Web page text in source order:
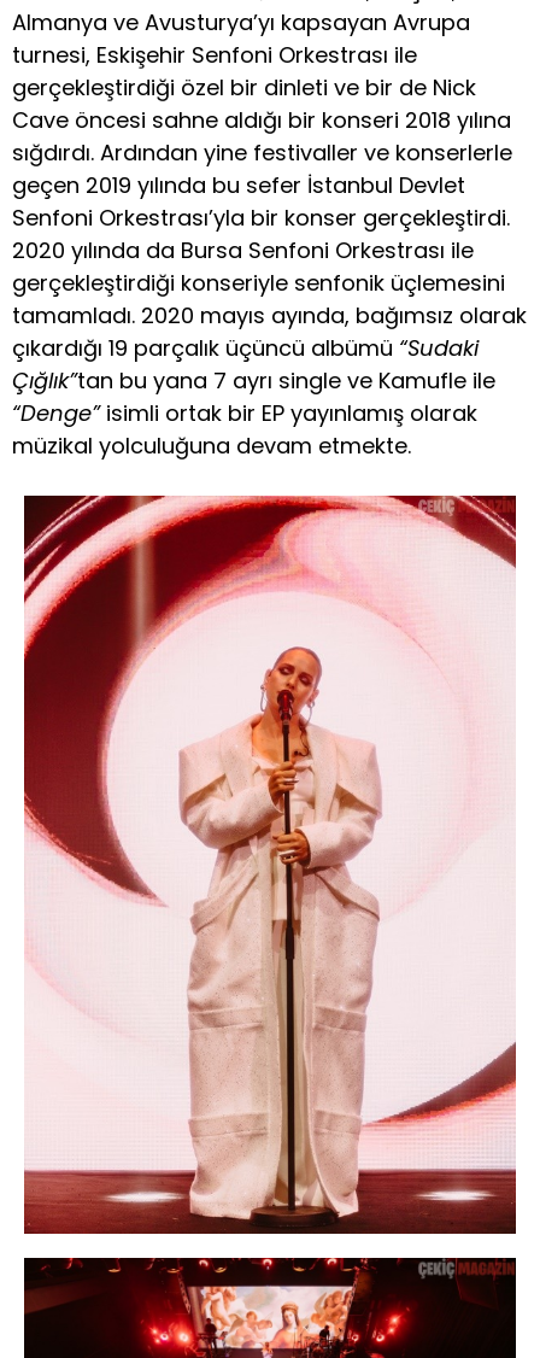
Almanya ve Avusturya’yı kapsayan Avrupa
turnesi, Eskişehir Senfoni Orkestrası ile
gerçekleştirdiği özel bir dinleti ve bir de Nick
Cave öncesi sahne aldığı bir konseri 2018 yılına
sığdırdı. Ardından yine festivaller ve konserlerle
geçen 2019 yılında bu sefer İstanbul Devlet
Senfoni Orkestrası’yla bir konser gerçekleştirdi.
2020 yılında da Bursa Senfoni Orkestrası ile
gerçekleştirdiği konseriyle senfonik üçlemesini
tamamladı. 2020 mayıs ayında, bağımsız olarak
çıkardığı 19 parçalık üçüncü albümü “Sudaki
Çığlık”tan bu yana 7 ayrı single ve Kamufle ile
“Denge”isimli ortak bir EP yayınlamış olarak
müzikal yolculuğuna devam etmekte.